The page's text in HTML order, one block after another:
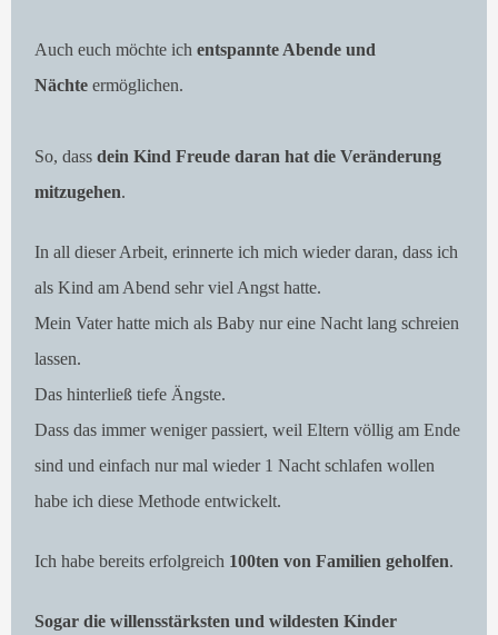
Auch euch möchte ich entspannte Abende und
Nächte ermöglichen.
So, dass dein Kind Freude daran hat die Veränderung
mitzugehen.
In all dieser Arbeit, erinnerte ich mich wieder daran, dass ich
als Kind am Abend sehr viel Angst hatte.
Mein Vater hatte mich als Baby nur eine Nacht lang schreien
lassen.
Das hinterließ tiefe Ängste.
Dass das immer weniger passiert, weil Eltern völlig am Ende
sind und einfach nur mal wieder 1 Nacht schlafen wollen
habe ich diese Methode entwickelt.
Ich habe bereits erfolgreich 100ten von Familien geholfen.
Sogar die willensstärksten und wildesten Kinder